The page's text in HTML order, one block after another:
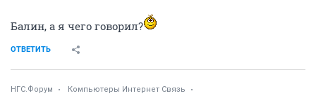
Балин, а я чего говорил?
ОТВЕТИТЬ
НГС.Форум Компьютеры Интернет Связь